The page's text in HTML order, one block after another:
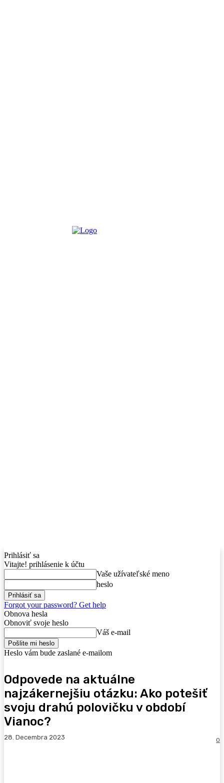
Prihlásiť sa
Vitajte! prihlásenie k účtu
Vaše užívateľské meno
heslo
Forgot your password? Get help
Obnova hesla
Obnoviť svoje heslo
Váš e-mail
Heslo vám bude zaslané e-mailom
Odpovede na aktuálne
najzákernejšiu otázku: Ako potešiť
svoju drahú polovičku v období
Vianoc?
28. Decembra 2023 0